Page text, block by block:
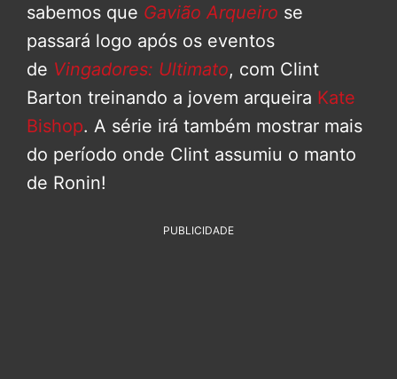
sabemos que Gavião Arqueiro se
passará logo após os eventos
de Vingadores: Ultimato, com Clint
Barton treinando a jovem arqueira Kate
Bishop. A série irá também mostrar mais
do período onde Clint assumiu o manto
de Ronin!
PUBLICIDADE